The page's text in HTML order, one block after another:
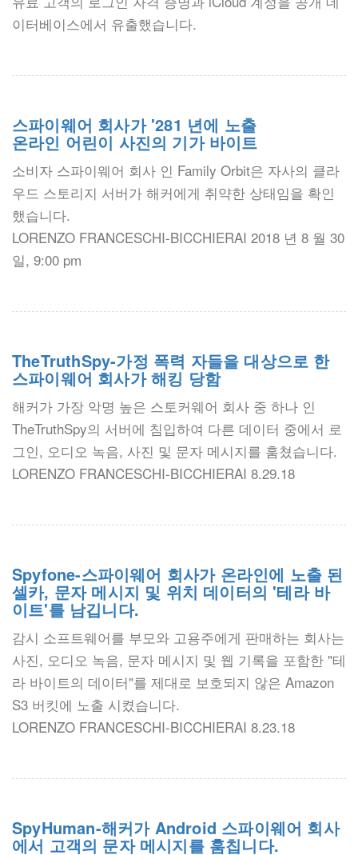
이터베이스에서 유출했습니다.
스파이웨어 회사가 '281 년에 노출
온라인 어린이 사진의 기가 바이트
소비자 스파이웨어 회사 인 Family Orbit은 자사의 클라
우드 스토리지 서버가 해커에게 취약한 상태임을 확인
했습니다.
LORENZO FRANCESCHI-BICCHIERAI 2018 년 8 월 30
일, 9:00 pm
TheTruthSpy-가정 폭력 자들을 대상으로 한
스파이웨어 회사가 해킹 당함
해커가 가장 악명 높은 스토커웨어 회사 중 하나 인
TheTruthSpy의 서버에 침입하여 다른 데이터 중에서 로
그인, 오디오 녹음, 사진 및 문자 메시지를 훔쳤습니다.
LORENZO FRANCESCHI-BICCHIERAI 8.29.18
Spyfone-스파이웨어 회사가 온라인에 노출 된
셀카, 문자 메시지 및 위치 데이터의 '테라 바
이트'를 남깁니다.
감시 소프트웨어를 부모와 고용주에게 판매하는 회사는
사진, 오디오 녹음, 문자 메시지 및 웹 기록을 포함한 "테
라 바이트의 데이터"를 제대로 보호되지 않은 Amazon
S3 버킷에 노출 시켰습니다.
LORENZO FRANCESCHI-BICCHIERAI 8.23.18
SpyHuman-해커가 Android 스파이웨어 회사
에서 고객의 문자 메시지를 훔칩니다.